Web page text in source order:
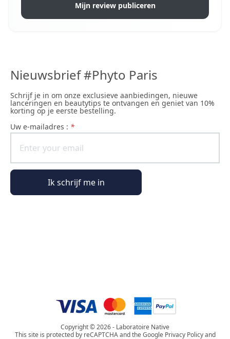
Mijn review publiceren
Nieuwsbrief #Phyto Paris
Schrijf je in om onze exclusieve aanbiedingen, nieuwe
lanceringen en beautytips te ontvangen en geniet van 10%
korting op je eerste bestelling.
uw e-mailadres : *
Ik schrijf me in
Copyright © 2026 - Laboratoire Native
This site is protected by reCAPTCHA and the Google Privacy Policy and